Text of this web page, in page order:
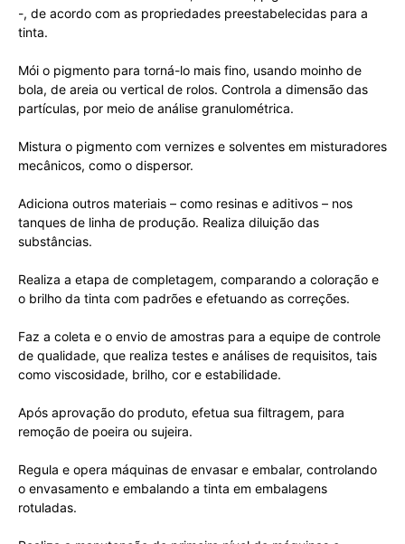
-, de acordo com as propriedades preestabelecidas para a
tinta.
Mói o pigmento para torná-lo mais fino, usando moinho de
bola, de areia ou vertical de rolos. Controla a dimensão das
partículas, por meio de análise granulométrica.
Mistura o pigmento com vernizes e solventes em misturadores
mecânicos, como o dispersor.
Adiciona outros materiais – como resinas e aditivos – nos
tanques de linha de produção. Realiza diluição das
substâncias.
Realiza a etapa de completagem, comparando a coloração e
o brilho da tinta com padrões e efetuando as correções.
Faz a coleta e o envio de amostras para a equipe de controle
de qualidade, que realiza testes e análises de requisitos, tais
como viscosidade, brilho, cor e estabilidade.
Após aprovação do produto, efetua sua filtragem, para
remoção de poeira ou sujeira.
Regula e opera máquinas de envasar e embalar, controlando
o envasamento e embalando a tinta em embalagens
rotuladas.